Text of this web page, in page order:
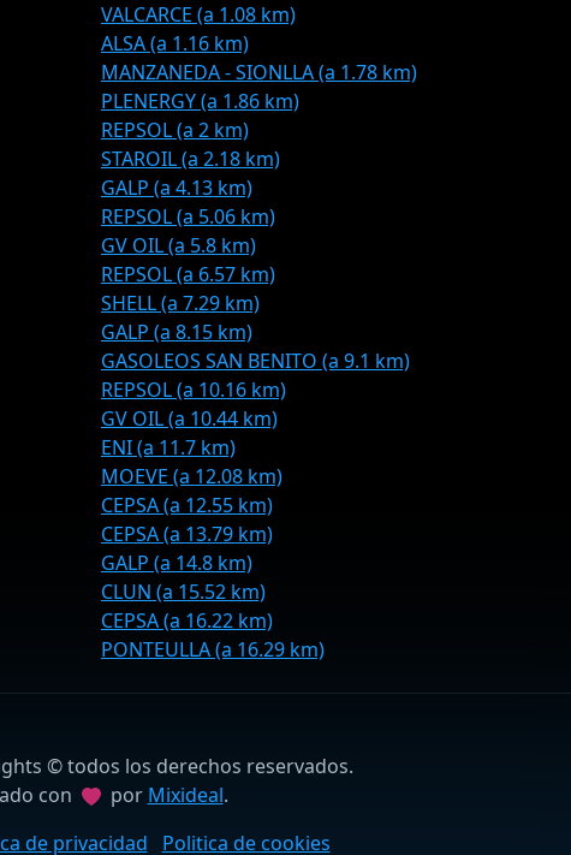
VALCARCE (a 1.08 km)
ALSA (a 1.16 km)
MANZANEDA - SIONLLA (a 1.78 km)
PLENERGY (a 1.86 km)
REPSOL (a 2 km)
STAROIL (a 2.18 km)
GALP (a 4.13 km)
REPSOL (a 5.06 km)
GV OIL (a 5.8 km)
REPSOL (a 6.57 km)
SHELL (a 7.29 km)
GALP (a 8.15 km)
GASOLEOS SAN BENITO (a 9.1 km)
REPSOL (a 10.16 km)
GV OIL (a 10.44 km)
ENI (a 11.7 km)
MOEVE (a 12.08 km)
CEPSA (a 12.55 km)
CEPSA (a 13.79 km)
GALP (a 14.8 km)
CLUN (a 15.52 km)
CEPSA (a 16.22 km)
PONTEULLA (a 16.29 km)
© todos los derechos reservados.
con
por Mixideal.
de privacidad Politica de cookies